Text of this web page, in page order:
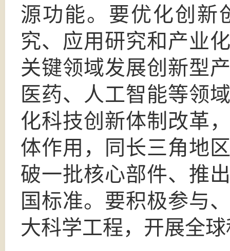
源功能。要优化创新
究、应用研究和产业
关键领域发展创新型
医药、人工智能等领
化科技创新体制改革
体作用，同长三角地
破一批核心部件、推
国标准。要积极参与
大科学工程，开展全